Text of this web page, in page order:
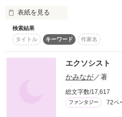
『さよなら、リオ』
「ボクは狐じゃなーいっ!!」
「お前の願いはなんだ？」
おまけに殀界(ようかい)からきたの
少年姿の剣士と狐妖怪!?
〇+ﾟ怪盗キルア･音無翔〇+ﾟ
表紙を見る
     『私立聖桜学園』
学園から入学招待状が届かなけれ
ある日、理事長の暇つぶしで転入
その少女の名は…天王寺花奏(てん
有名な、天王寺財閥の娘。
この、天王寺花奏が色々とやらか
検索結果
タイトル
キーワード 作家名
エクソシスト
かみなが／著
総文字数/17,617
ファンタジー 72ペ